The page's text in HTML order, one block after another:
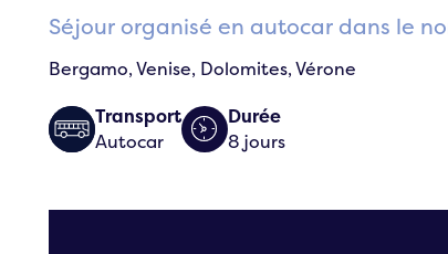
Séjour organisé en autocar dans le
Bergamo, Venise, Dolomites, Vérone
Transport
Autocar
Durée
8 jours